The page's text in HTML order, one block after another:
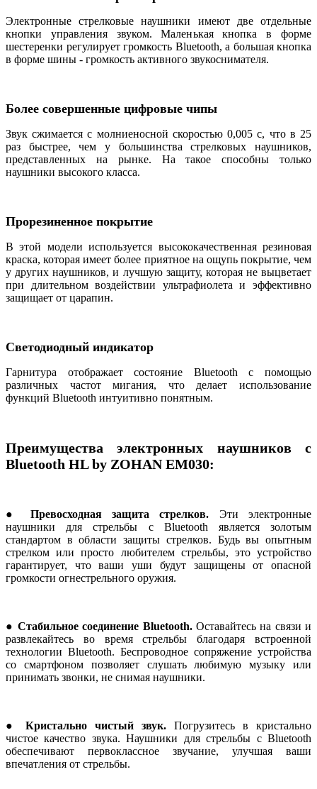
Электронные стрелковые наушники имеют две отдельные
кнопки управления звуком. Маленькая кнопка в форме
шестеренки регулирует громкость Bluetooth, а большая кнопка
в форме шины - громкость активного звукоснимателя.
Более совершенные цифровые чипы
Звук сжимается с молниеносной скоростью 0,005 с, что в 25
раз быстрее, чем у большинства стрелковых наушников,
представленных на рынке. На такое способны только
наушники высокого класса.
Прорезиненное покрытие
В этой модели используется высококачественная резиновая
краска, которая имеет более приятное на ощупь покрытие, чем
у других наушников, и лучшую защиту, которая не выцветает
при длительном воздействии ультрафиолета и эффективно
защищает от царапин.
Светодиодный индикатор
Гарнитура отображает состояние Bluetooth с помощью
различных частот мигания, что делает использование
функций Bluetooth интуитивно понятным.
Преимущества электронных наушников с
Bluetooth HL by ZOHAN EM030:
● Превосходная защита стрелков. Эти электронные
наушники для стрельбы с Bluetooth является золотым
стандартом в области защиты стрелков. Будь вы опытным
стрелком или просто любителем стрельбы, это устройство
гарантирует, что ваши уши будут защищены от опасной
громкости огнестрельного оружия.
● Стабильное соединение Bluetooth.Оставайтесь на связи и
развлекайтесь во время стрельбы благодаря встроенной
технологии Bluetooth. Беспроводное сопряжение устройства
со смартфоном позволяет слушать любимую музыку или
принимать звонки, не снимая наушники.
● Кристально чистый звук. Погрузитесь в кристально
чистое качество звука. Наушники для стрельбы с Bluetooth
обеспечивают первоклассное звучание, улучшая ваши
впечатления от стрельбы.